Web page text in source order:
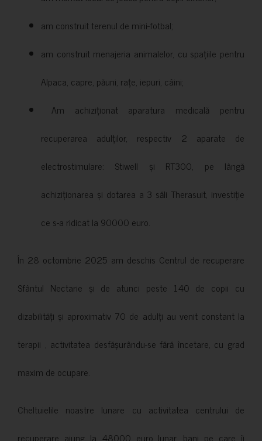
am construit terenul de mini-fotbal;
am construit menajeria animalelor, cu spațiile pentru
Alpaca, capre, păuni, rațe, iepuri, câini;
Am achiziționat aparatura medicală pentru
recuperarea adulților, respectiv 2 aparate de
electrostimulare: Stiwell și RT300, pe lângă
achiziționarea și dotarea a 3 săli Therasuit, investiție
ce s-a ridicat la 90000 euro.
În 28 octombrie 2025 am deschis Centrul de recuperare
Sfântul Nectarie și de atunci peste 140 de copii cu
dizabilități și aproximativ 70 de adulți au venit constant la
terapii , activitatea desfășurându-se fără încetare, cu grad
maxim de ocupare.
Cheltuielile noastre lunare cu activitatea centrului de
recuperare ajung la 48000 euro lunar, bani pe care îi